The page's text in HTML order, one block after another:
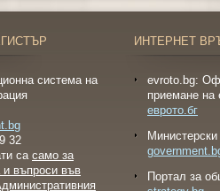
система на
32
са само за
и въпроси във
ИНТЕРНЕТ
evroto.bg:
приемане на
еврото.бг
Портал за